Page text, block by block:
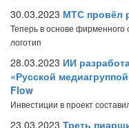
30.03.2023 МТС провёл
Теперь в основе фирменного
логотип
28.03.2023 ИИ
«Русской
Flow
Инвестиции в проект
23.03.2023 Треть